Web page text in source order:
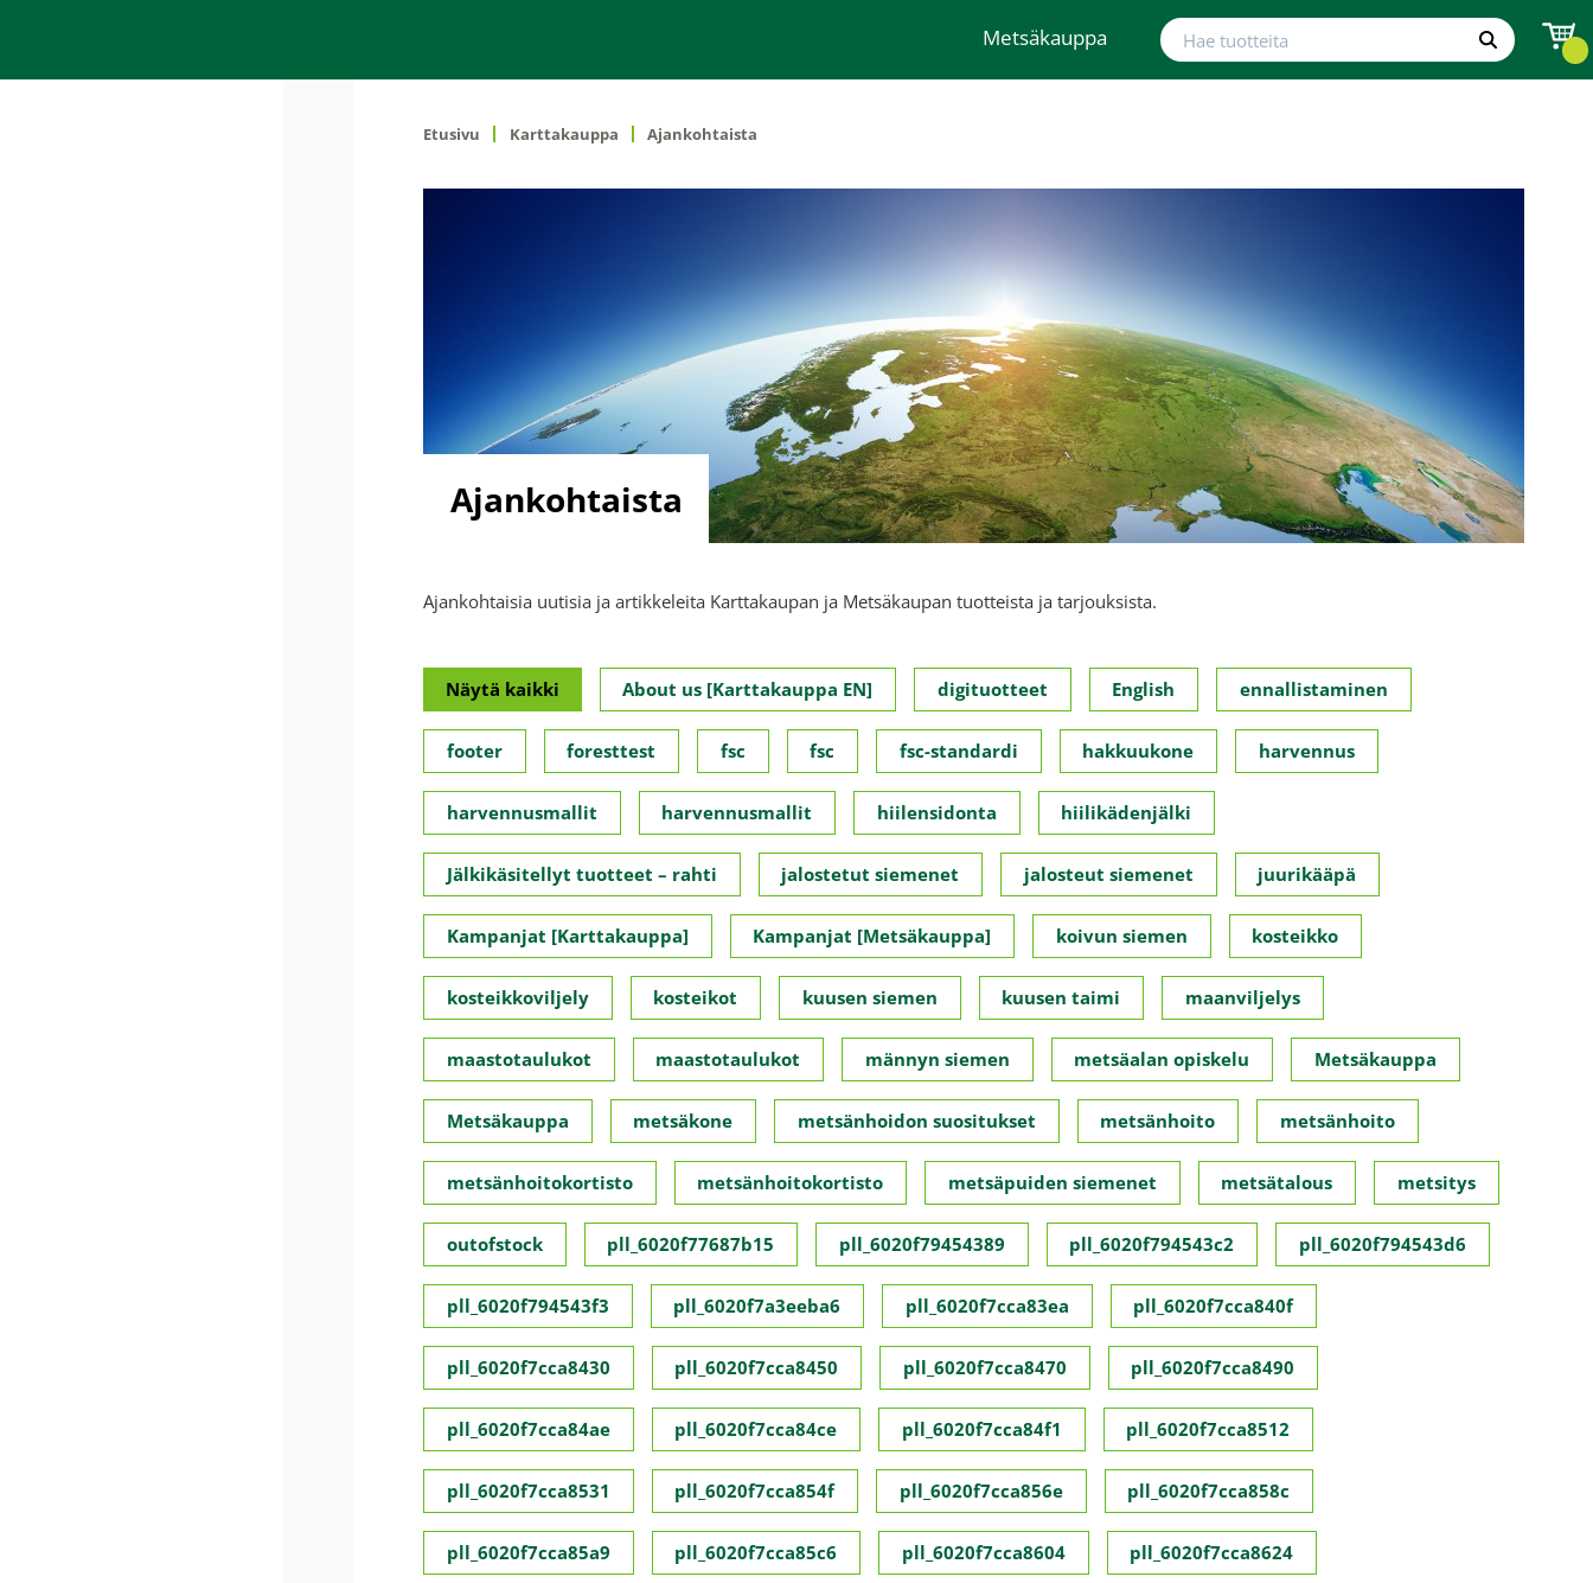
Metsäkauppa
Hae tuotteita
Hae
Etusivu Karttakauppa Ajankohtaista
Ajankohtaista
Ajankohtaisia uutisia ja artikkeleita Karttakaupan ja Metsäkaupan tuotteista ja tarjouksista.
Näytä kaikki About us [Karttakauppa EN] digituotteet English ennallistaminen
footer foresttest fsc fsc fsc-standardi hakkuukone harvennus
harvennusmallit harvennusmallit hiilensidonta hiilikädenjälki
Jälkikäsitellyt tuotteet – rahti jalostetut siemenet jalosteut siemenet juurikääpä
Kampanjat [Karttakauppa] Kampanjat [Metsäkauppa] koivun siemen kosteikko
kosteikkoviljely kosteikot kuusen siemen kuusen taimi maanviljelys
maastotaulukot maastotaulukot männyn siemen metsäalan opiskelu Metsäkauppa
Metsäkauppa metsäkone metsänhoidon suositukset metsänhoito metsänhoito
metsänhoitokortisto metsänhoitokortisto metsäpuiden siemenet metsätalous metsitys
outofstock pll_6020f77687b15 pll_6020f79454389 pll_6020f794543c2 pll_6020f794543d6
pll_6020f794543f3 pll_6020f7a3eeba6 pll_6020f7cca83ea pll_6020f7cca840f
pll_6020f7cca8430 pll_6020f7cca8450 pll_6020f7cca8470 pll_6020f7cca8490
pll_6020f7cca84ae pll_6020f7cca84ce pll_6020f7cca84f1 pll_6020f7cca8512
pll_6020f7cca8531 pll_6020f7cca854f pll_6020f7cca856e pll_6020f7cca858c
pll_6020f7cca85a9 pll_6020f7cca85c6 pll_6020f7cca8604 pll_6020f7cca8624